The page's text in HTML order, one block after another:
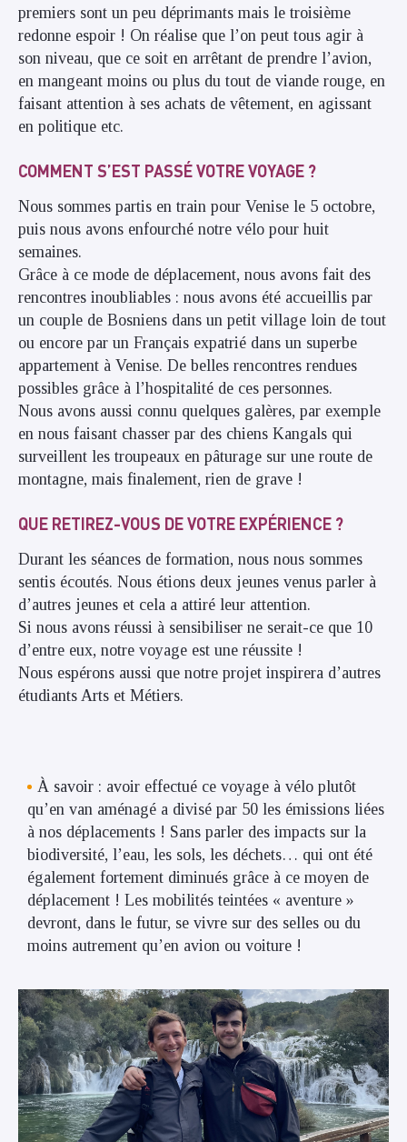
premiers sont un peu déprimants mais le troisième
redonne espoir ! On réalise que l’on peut tous agir à
son niveau, que ce soit en arrêtant de prendre l’avion,
en mangeant moins ou plus du tout de viande rouge, en
faisant attention à ses achats de vêtement, en agissant
en politique etc.
COMMENT S’EST PASSÉ VOTRE VOYAGE ?
Nous sommes partis en train pour Venise le 5 octobre,
puis nous avons enfourché notre vélo pour huit
semaines.
Grâce à ce mode de déplacement, nous avons fait des
rencontres inoubliables : nous avons été accueillis par
un couple de Bosniens dans un petit village loin de tout
ou encore par un Français expatrié dans un superbe
appartement à Venise. De belles rencontres rendues
possibles grâce à l’hospitalité de ces personnes.
Nous avons aussi connu quelques galères, par exemple
en nous faisant chasser par des chiens Kangals qui
surveillent les troupeaux en pâturage sur une route de
montagne, mais finalement, rien de grave !
QUE RETIREZ-VOUS DE VOTRE EXPÉRIENCE ?
Durant les séances de formation, nous nous sommes
sentis écoutés. Nous étions deux jeunes venus parler à
d’autres jeunes et cela a attiré leur attention.
Si nous avons réussi à sensibiliser ne serait-ce que 10
d’entre eux, notre voyage est une réussite !
Nous espérons aussi que notre projet inspirera d’autres
étudiants Arts et Métiers.
À savoir : avoir effectué ce voyage à vélo plutôt
qu’en van aménagé a divisé par 50 les émissions liées
à nos déplacements ! Sans parler des impacts sur la
biodiversité, l’eau, les sols, les déchets… qui ont été
également fortement diminués grâce à ce moyen de
déplacement ! Les mobilités teintées « aventure »
devront, dans le futur, se vivre sur des selles ou du
moins autrement qu’en avion ou voiture !